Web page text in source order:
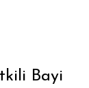
Bayi